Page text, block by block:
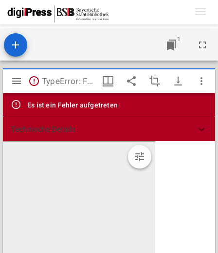
1
Mirador
Viewer
TypeError: Failed to fetch
Es ist ein Fehler aufgetreten
Technische Details